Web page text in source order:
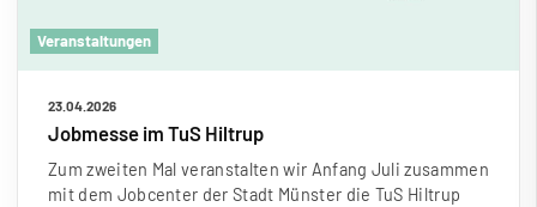
Veranstaltungen
23.04.2026
Jobmesse im TuS Hiltrup
Zum zweiten Mal veranstalten wir Anfang Juli zusammen
mit dem Jobcenter der Stadt Münster die TuS Hiltrup